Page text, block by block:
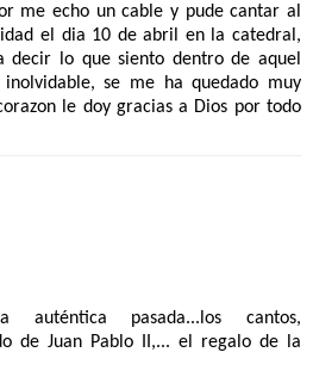
me echo un cable y pude cantar al
el dia 10 de abril en la catedral,
decir lo que siento dentro de aquel
se me ha quedado muy
le doy gracias a Dios por todo
pasada...los cantos,
de Juan Pablo II,... el regalo de la